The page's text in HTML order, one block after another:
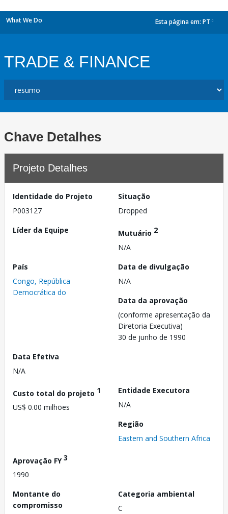
What We Do Esta página em: PT
TRADE & FINANCE
Chave Detalhes
Projeto Detalhes
Identidade do Projeto
P003127
Situação
Dropped
Líder da Equipe
Mutuário 2
N/A
País
Congo, República
Democrática do
Data de divulgação
N/A
Data da aprovação
(conforme apresentação da
Diretoria Executiva)
30 de junho de 1990
Data Efetiva
N/A
Custo total do projeto 1
US$ 0.00 milhões
Entidade Executora
N/A
Região
Eastern and Southern Africa
Aprovação FY3
1990
Montante do
compromisso
Categoria ambiental
C